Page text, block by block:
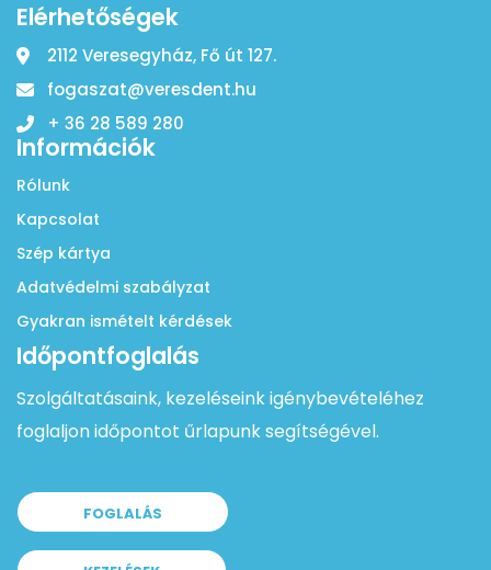
Elérhetőségek
2112 Veresegyház, Fő út 127.
fogaszat@veresdent.hu
+ 36 28 589 280
Információk
Rólunk
Kapcsolat
Szép kártya
Adatvédelmi szabályzat
Gyakran ismételt kérdések
Időpontfoglalás
Szolgáltatásaink, kezeléseink igénybevételéhez
foglaljon időpontot űrlapunk segítségével.
FOGLALÁS